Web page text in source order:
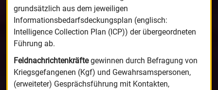
grundsätzlich aus dem jeweiligen
Informationsbedarfsdeckungsplan (englisch:
Intelligence Collection Plan (ICP)) der übergeordneten
Führung ab.
Feldnachrichtenkräftegewinnen durch Befragung von
Kriegsgefangenen (Kgf) und Gewahrsamspersonen,
(erweiteter) Gesprächsführung mit Kontakten,